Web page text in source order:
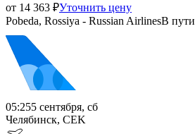
от 14 363 ₽Уточнить цену
Pobeda, Rossiya - Russian AirlinesВ пути
05:255 сентября, сб
Челябинск, CEK